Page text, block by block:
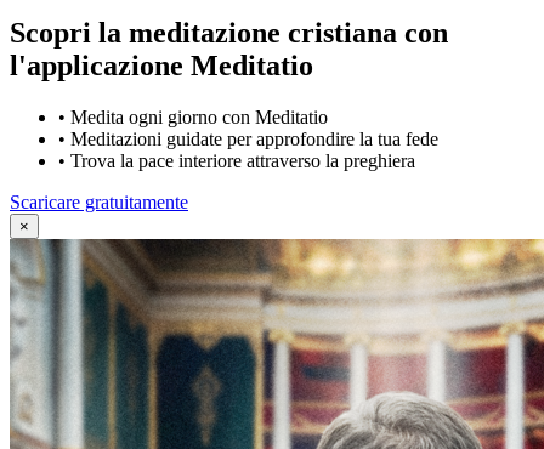
Scopri la meditazione cristiana con
l'applicazione Meditatio
• Medita ogni giorno con Meditatio
• Meditazioni guidate per approfondire la tua fede
• Trova la pace interiore attraverso la preghiera
Scaricare gratuitamente
×